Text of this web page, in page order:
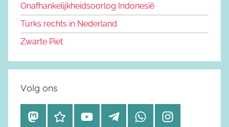
Onafhankelijkheidsoorlog Indonesië
Turks rechts in Nederland
Zwarte Piet
Volg ons
M
B
Y
T
W
I